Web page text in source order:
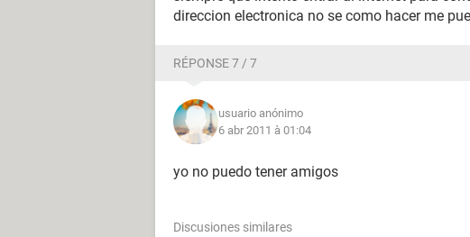
direccion electronica no se como hacer me
RÉPONSE 7 / 7
usuario anónimo
6 abr 2011 à 01:04
yo no puedo tener amigos
Discusiones similares